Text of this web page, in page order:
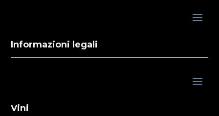
Informazioni legali
Vini